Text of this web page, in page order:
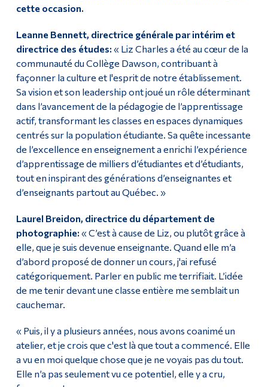
cette occasion.
Leanne Bennett, directrice générale par intérim et
directrice des études: « Liz Charles a été au cœur de la
communauté du Collège Dawson, contribuant à
façonner la culture et l'esprit de notre établissement.
Sa vision et son leadership ont joué un rôle déterminant
dans l’avancement de la pédagogie de l’apprentissage
actif, transformant les classes en espaces dynamiques
centrés sur la population étudiante. Sa quête incessante
de l’excellence en enseignement a enrichi l’expérience
d’apprentissage de milliers d’étudiantes et d’étudiants,
tout en inspirant des générations d’enseignantes et
d’enseignants partout au Québec. »
Laurel Breidon, directrice du département de
photographie: « C’est à cause de Liz, ou plutôt grâce à
elle, que je suis devenue enseignante. Quand elle m’a
d’abord proposé de donner un cours, j'ai refusé
catégoriquement. Parler en public me terrifiait. L’idée
de me tenir devant une classe entière me semblait un
cauchemar.
« Puis, il y a plusieurs années, nous avons coanimé un
atelier, et je crois que c'est là que tout a commencé. Elle
a vu en moi quelque chose que je ne voyais pas du tout.
Elle n’a pas seulement vu ce potentiel, elle y a cru,